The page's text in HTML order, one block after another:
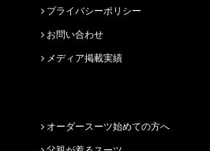
プライバシーポリシー
お問い合わせ
メディア掲載実績
オーダースーツ始めての方へ